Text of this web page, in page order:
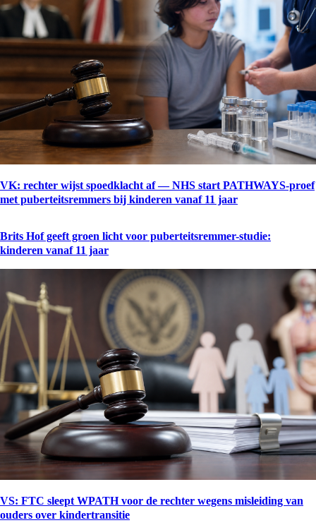
VK: rechter wijst spoedklacht af — NHS start PATHWAYS-proef
met puberteitsremmers bij kinderen vanaf 11 jaar
Brits Hof geeft groen licht voor puberteitsremmer-studie:
kinderen vanaf 11 jaar
VS: FTC sleept WPATH voor de rechter wegens misleiding van
ouders over kindertransitie